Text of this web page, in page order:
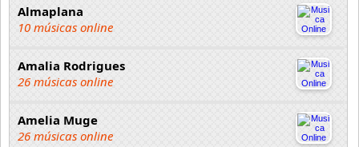
Almaplana
10 músicas online
Amalia Rodrigues
26 músicas online
Amelia Muge
26 músicas online